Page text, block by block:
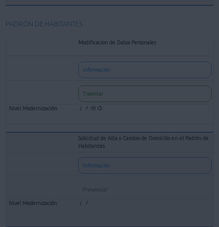
PADRÓN DE HABITANTES
Modificacion de Datos Personales
Información
Tramitar
Solicitud de Alta o Cambio de Domicilio en el Padrón de
Habitantes
Información
Presencial